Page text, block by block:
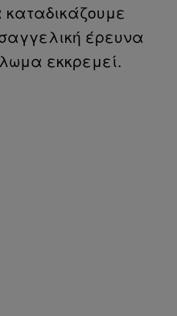
καταδικάζουμε
έρευνα
εκκρεμεί.